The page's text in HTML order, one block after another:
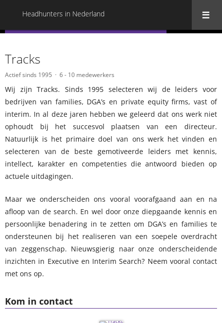
Headhunters in Nederland
Kom in contact
Tracks
Actief sinds 1995 6 - 10 medewerkers
Wij zijn Tracks. Sinds 1995 selecteren wij de leiders voor
bedrijven van families, DGA’s en private equity firms, vast of
interim. In al deze jaren hebben we geleerd dat ons werk niet
ophoudt bij het succesvol plaatsen van een directeur.
Natuurlijk is het primaire doel van ons werk het vinden en
selecteren van de beste gemotiveerde leiders met kennis,
intellect, karakter en competenties die antwoord bieden op
actuele uitdagingen.
Maar we onderscheiden ons vooral voorafgaand aan en na
afloop van de search. En wel door onze diepgaande kennis en
persoonlijke benadering in te zetten om DGA’s en families te
ondersteunen bij het realiseren van een soepele overdracht
van zeggenschap. Nieuwsgierig naar onze onderscheidende
inzichten in Executive en Interim Search? Neem vooral contact
met ons op.